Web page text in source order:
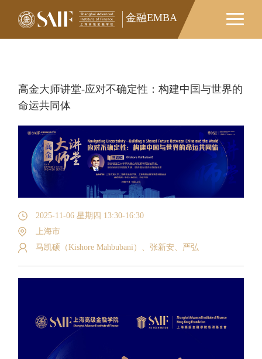
金融EMBA
金融EMBA
高金大师讲堂-应对不确定性：构建中国与世界的
命运共同体
2025-11-06 星期四 13:30-16:30
上海市
马凯硕（Kishore Mahbubani）、张新安、严弘